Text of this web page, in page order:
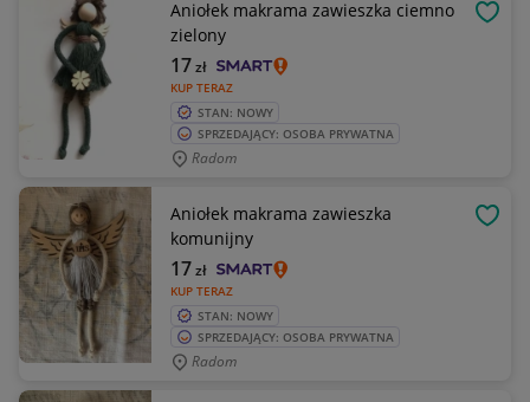
Aniołek makrama zawieszka ciemno
zielony
KUP TERAZ
17zł
STAN: NOWY
SPRZEDAJĄCY: OSOBA PRYWATNA
Radom
Aniołek makrama zawieszka
komunijny
KUP TERAZ
17zł
STAN: NOWY
SPRZEDAJĄCY: OSOBA PRYWATNA
Radom